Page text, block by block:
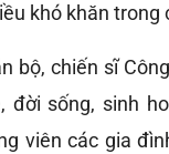
khó khăn trong
bộ, chiến sĩ
đời sống, sinh
viên các gia